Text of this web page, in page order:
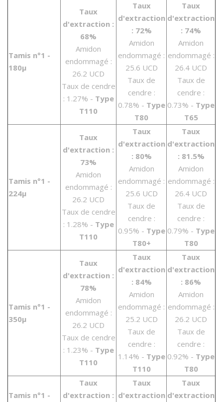
Tamis n°1 -
180µ
Taux
d'extraction :
68%
Amidon
endommagé :
26.2 UCD
Taux de cendre
: 1.27% - Type
T110
Taux
d'extraction
: 72%
Amidon
endommagé :
25.6 UCD
Taux de
cendre :
0.78% - Type
T80
Taux
d'extraction
: 74%
Amidon
endommagé :
26.4 UCD
Taux de
cendre :
0.73% - Type
T65
Tamis n°1 -
224µ
Taux
d'extraction :
73%
Amidon
endommagé :
26.2 UCD
Taux de cendre
: 1.28% - Type
T110
Taux
d'extraction
: 80%
Amidon
endommagé :
25.6 UCD
Taux de
cendre :
0.95% - Type
T80+
Taux
d'extraction
: 81.5%
Amidon
endommagé :
26.4 UCD
Taux de
cendre :
0.79% - Type
T80
Tamis n°1 -
350µ
Taux
d'extraction :
78%
Amidon
endommagé :
26.2 UCD
Taux de cendre
: 1.23% - Type
T110
Taux
d'extraction
: 84%
Amidon
endommagé :
25.2 UCD
Taux de
cendre :
1.14% - Type
T110
Taux
d'extraction
: 86%
Amidon
endommagé :
26.2 UCD
Taux de
cendre :
0.92% - Type
T80
Tamis n°1 -
Taux
d'extraction :
Taux
d'extraction
Taux
d'extraction